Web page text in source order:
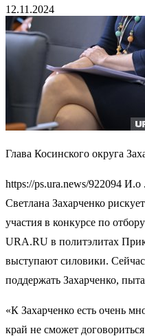
12.11.2024
Глава Косинского округа
https://ps.ura.news/922094 И.о
Светлана Захарченко
участия в конкурсе по
URA.RU в политэлитах
выступают силовики.
поддержать Захарченко,
«К Захарченко есть очень
край не сможет